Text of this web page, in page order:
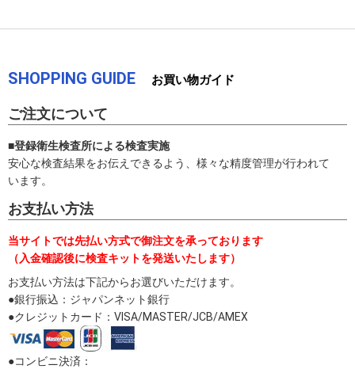
SHOPPING GUIDE お買い物ガイド
ご注文について
■登録衛生検査所による検査実施
安心な検査結果をお伝えできるよう、様々な精度管理が行われて
います。
お支払い方法
当サイトでは先払い方式で御注文を承っております
（入金確認後に検査キットを発送いたします）
お支払い方法は下記からお選びいただけます。
●銀行振込：ジャパンネット銀行
●クレジットカード：VISA/MASTER/JCB/AMEX
●コンビニ決済：